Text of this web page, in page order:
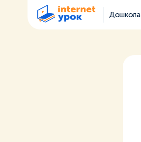
Дошкола